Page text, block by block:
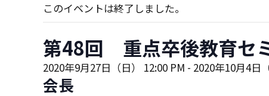
このイベントは終了しました。
第48回 重点卒後教育セ
2020年9月27日（日） 12:00 PM - 2020年10月4日
会長